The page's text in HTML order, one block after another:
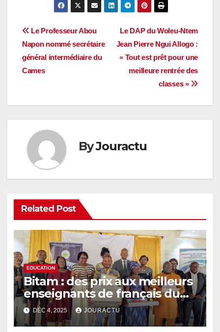
Navigation
de
l’article
Le DAP du Woleu-Ntem
Jean Pierre Ngui Allogo :
« Tout est prêt pour une
meilleure rentrée des
classes »
Le Professeur Abou
Napon nommé secrétaire
général intermédiaire du
Cames
ByJouractu
Related Post
EDUCATION
Bitam : des prix aux meilleurs
enseignants de français du
Gabon
DÉC 4, 2025 JOURACTU